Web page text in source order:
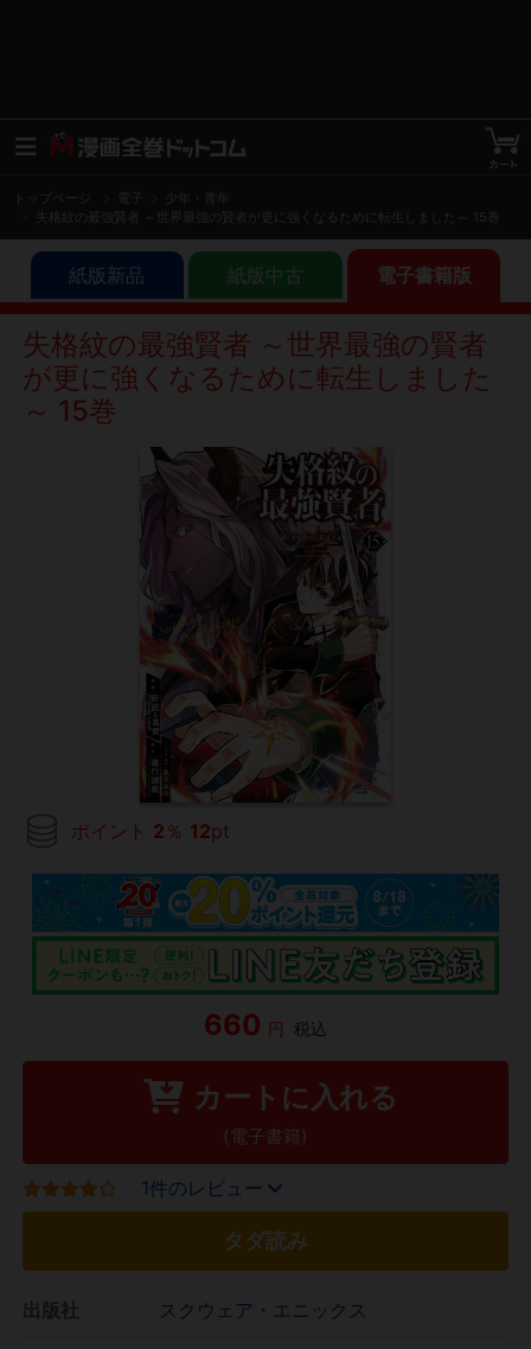
トップページ
少年・青年
失格紋の最強賢者 ～世界最強の賢者が更に強くなるために転生しました～ 15巻
紙版新品 紙版中古 電子書籍版
失格紋の最強賢者 ～世界最強の賢者
が更に強くなるために転生しました
～ 15巻
ポイント 2 ％ 12pt
660 円 税込
カートに入れる
(電子書籍)
1件のレビュー
タダ読み
スクウェア・エニックス